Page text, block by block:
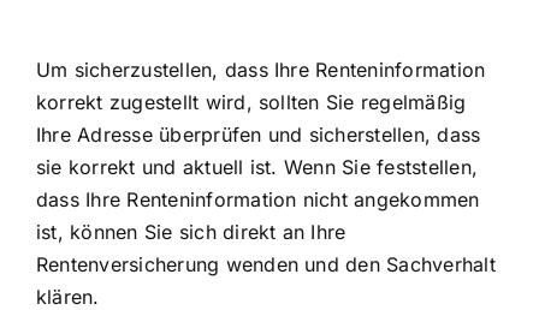
Um sicherzustellen, dass Ihre Renteninformation
korrekt zugestellt wird, sollten Sie regelmäßig
Ihre Adresse überprüfen und sicherstellen, dass
sie korrekt und aktuell ist. Wenn Sie feststellen,
dass Ihre Renteninformation nicht angekommen
ist, können Sie sich direkt an Ihre
Rentenversicherung wenden und den Sachverhalt
klären.